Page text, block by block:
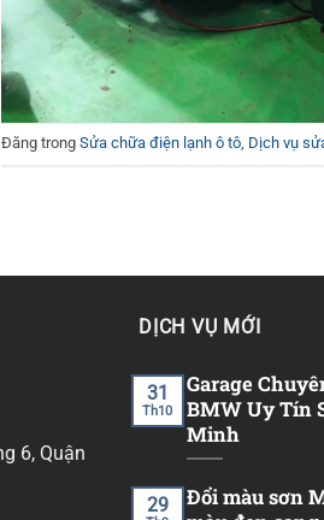
Đăng trong Sửa chữa điện lạnh ô tô, Dịch vụ
6, Quận
DỊCH VỤ MỚI
Garage
BMW Uy Tín
Minh
31
Th10
Đổi màu sơn
29